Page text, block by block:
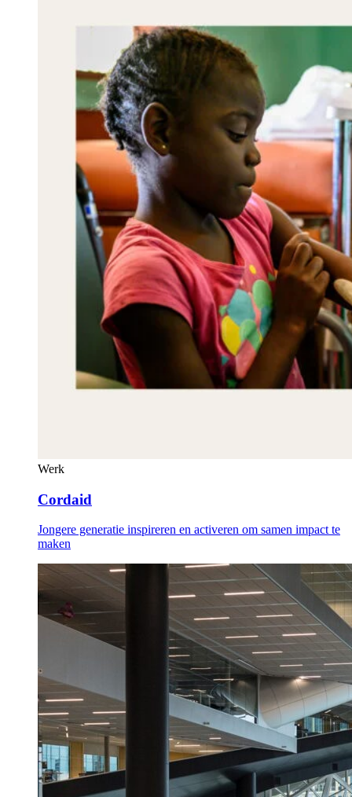
Werk
Cordaid
Jongere generatie inspireren en activeren om samen impact te
maken